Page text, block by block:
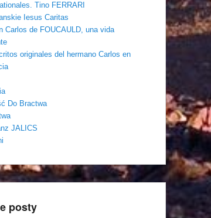
Tino FERRARI
Iesus Caritas
Carlos de FOUCAULD, una vida
originales del hermano Carlos en
Do Bractwa
JALICS
posty